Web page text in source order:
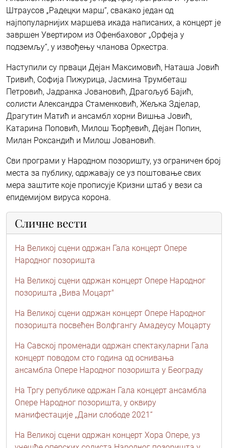
Штраусов „Радецки марш“, свакако један од
најпопуларнијих маршева икада написаних, а концерт је
завршен Увертиром из Офенбаховог „Орфеја у
подземљу“, у извођењу чланова Оркестра.
Наступили су прваци Дејан Максимовић, Наташа Јовић
Тривић, Софија Пижурица, Јасмина Трумбеташ
Петровић, Јадранка Јовановић, Драгољуб Бајић,
солисти Александра Стаменковић, Жељка Здјелар,
Драгутин Матић и ансамбл хорни Вишња Јовић,
Kатарина Поповић, Милош Ђорђевић, Дејан Попин,
Милан Роксандић и Милош Јовановић.
Сви програми у Народном позоришту, уз ограничен број
места за публику, одржавају се уз поштовање свих
мера заштите које прописује Kризни штаб у вези са
епидемијом вируса корона.
Сличне вести
На Великој сцени одржан Гала концерт Опере
Народног позоришта
На Великој сцени одржан концерт Опере Народног
позоришта „Вива Моцарт"
На Великој сцени одржан концерт Опере Народног
позоришта посвећен Волфгангу Амадеусу Моцарту
На Савској променади одржан спектакуларни Гала
концерт поводом сто година од оснивања
ансамбла Опере Народног позоришта у Београду
На Тргу републике одржан Гала концерт ансамбла
Опере Народног позоришта, у оквиру
манифестације „Дани слободе 2021“
На Великој сцени одржан концерт Хора Опере, уз